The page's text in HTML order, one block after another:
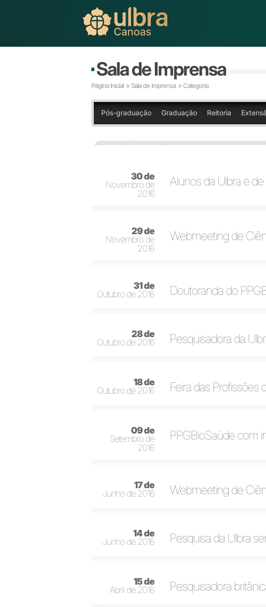
Sala de Imprensa
Página Inicial » Sala de Imprensa » Categoria
Pós-graduação Graduação Reitoria
30 de
Novembro de
2016
Alunos da Ulbra e
29 de
Novembro de
2016
Webmeeting de
31 de
Outubro de 2016
Doutoranda do
28 de
Outubro de 2016
Pesquisadora da
18 de
Outubro de 2016
Feira das Profissões
09 de
Setembro de
2016
PPGBioSaúde com
17 de
Junho de 2016
Webmeeting de
14 de
Junho de 2016
Pesquisa da Ulbra
15 de
Abril de 2016
Pesquisadora